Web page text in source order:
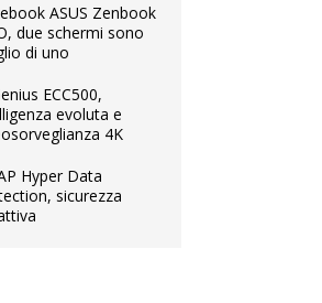
ASUS Zenbook
due schermi sono
di uno
ECC500,
evoluta e
4K
Hyper Data
sicurezza